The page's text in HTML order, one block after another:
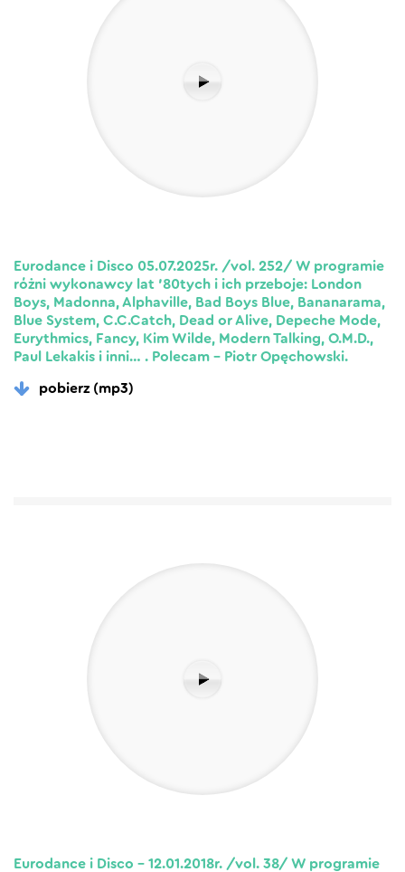
Eurodance i Disco 05.07.2025r. /vol. 252/ W programie
różni wykonawcy lat ’80tych i ich przeboje: London
Boys, Madonna, Alphaville, Bad Boys Blue, Bananarama,
Blue System, C.C.Catch, Dead or Alive, Depeche Mode,
Eurythmics, Fancy, Kim Wilde, Modern Talking, O.M.D.,
Paul Lekakis i inni… . Polecam – Piotr Opęchowski.
pobierz (mp3)
Eurodance i Disco – 12.01.2018r. /vol. 38/ W programie